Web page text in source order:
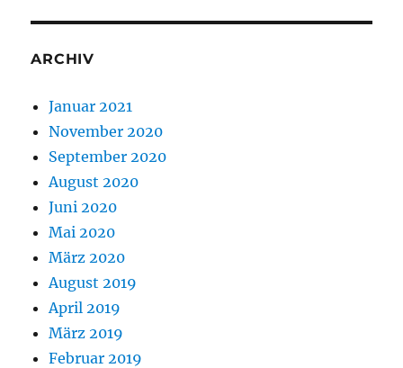
ARCHIV
Januar 2021
November 2020
September 2020
August 2020
Juni 2020
Mai 2020
März 2020
August 2019
April 2019
März 2019
Februar 2019